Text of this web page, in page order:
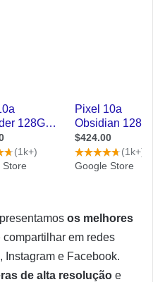
os melhores
compartilhar em redes
Instagram e Facebook.
de alta resolução e